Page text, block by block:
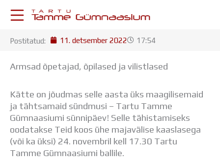
KESKKONNAD
Postkast
Tamme TV
Tamme Leht
Kooliraadio
Koorilaul
ÕPPETÖÖ
Tunniplaan
Postitatud: 11. detsember 2022 17:54
Armsad õpetajad, õpilased ja vilistlased
Kätte on jõudmas selle aasta üks maagilisemaid
ja tähtsamaid sündmusi – Tartu Tamme
Gümnaasiumi sünnipäev! Selle tähistamiseks
oodatakse Teid koos ühe majavälise kaaslasega
(või ka üksi) 24. novembril kell 17.30 Tartu
Tamme Gümnaasiumi ballile.